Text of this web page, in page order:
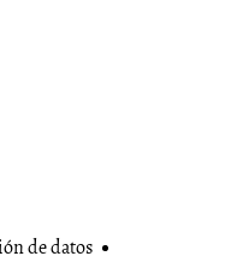
de datos